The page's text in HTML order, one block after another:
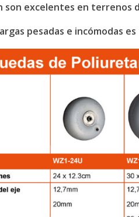
son excelentes en terrenos
pesadas e incómodas